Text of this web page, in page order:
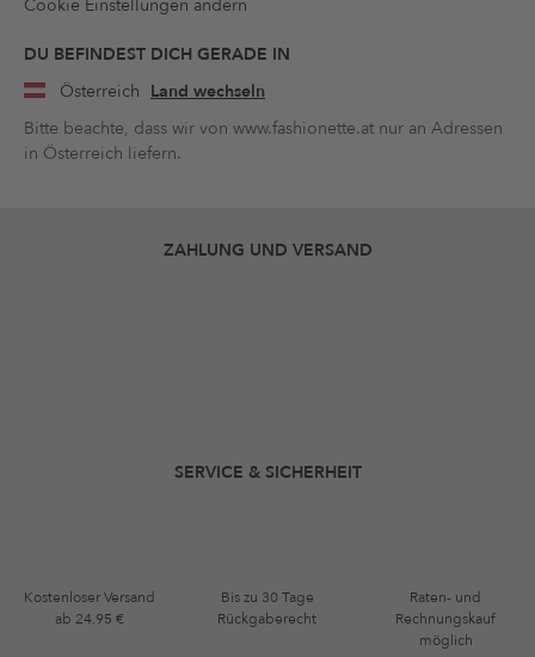
Cookie Einstellungen ändern
DU BEFINDEST DICH GERADE IN
Österreich Land wechseln
Bitte beachte, dass wir von www.fashionette.at nur an Adressen
in Österreich liefern.
ZAHLUNG UND VERSAND
SERVICE & SICHERHEIT
Kostenloser Versand
ab 24,95 €
Bis zu 30 Tage
Rückgaberecht
Raten- und
Rechnungskauf
möglich